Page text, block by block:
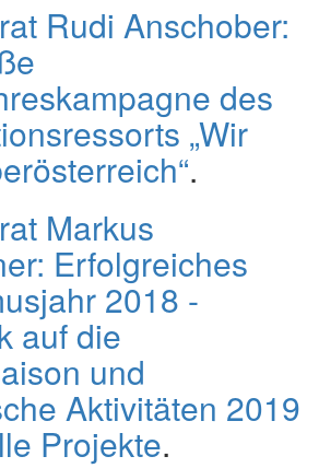
Rudi Anschober:
des
„Wir
.
Markus
Erfolgreiches
2018 -
auf die
und
Aktivitäten 2019
Projekte.